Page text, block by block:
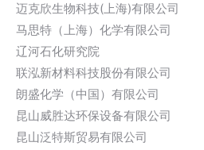
迈克欣生物科技(上海)有限公司
马思特（上海）化学有限公司
辽河石化研究院
联泓新材料科技股份有限公司
朗盛化学（中国）有限公司
昆山威胜达环保设备有限公司
昆山泛特斯贸易有限公司